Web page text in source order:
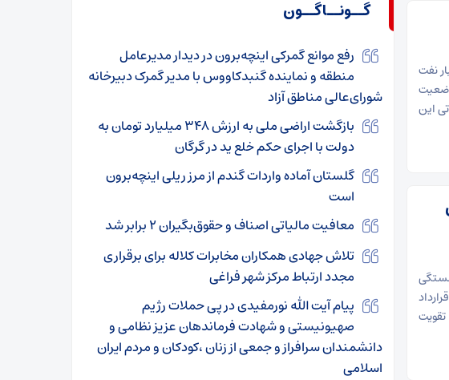
نفت
این
گــونــاگــون
رفع موانع گمرکی اینچه‌برون در دیدار مدیرعامل
منطقه و نماینده گنبدکاووس با مدیر گمرک دبیرخانه
شورای‌عالی مناطق آزاد
بازگشت اراضی ملی به ارزش ۳۴۸ میلیارد تومان به
دولت با اجرای حکم خلع ید در گرگان
گلستان آماده واردات گندم از مرز ریلی اینچه‌برون
است
معافیت مالیاتی اصناف و حقوق‌بگیران ۲ برابر شد
تلاش جهادی همکاران مخابرات کلاله برای برقراری
مجدد ارتباط مرکز شهر فراغی
پیام آیت الله نورمفیدی در پی حملات رژیم
صهیونیستی و شهادت فرماندهان عزیز نظامی و
دانشمندان سرافراز و جمعی از زنان ،کودکان و مردم ایران
اسلامی